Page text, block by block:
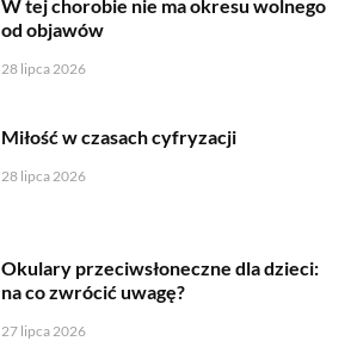
W tej chorobie nie ma okresu wolnego
od objawów
28 lipca 2026
Miłość w czasach cyfryzacji
28 lipca 2026
Okulary przeciwsłoneczne dla dzieci:
na co zwrócić uwagę?
27 lipca 2026